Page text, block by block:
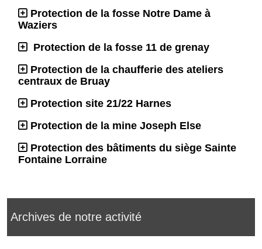
Protection de la fosse Notre Dame à
Waziers
Protection de la fosse 11 de grenay
Protection de la chaufferie des ateliers
centraux de Bruay
Protection site 21/22 Harnes
Protection de la mine Joseph Else
Protection des bâtiments du siège Sainte
Fontaine Lorraine
Archives de notre activité